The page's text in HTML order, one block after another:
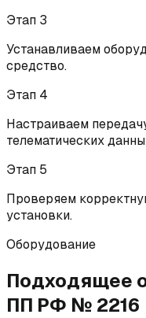
Этап 3
Устанавливаем
средство.
Этап 4
Настраиваем
телематических
Этап 5
Проверяем
установки.
Оборудование
Подходящее
ПП РФ № 2216